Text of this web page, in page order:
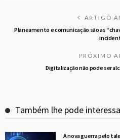
ARTIGO
Planeamento e comunicação são as
PRÓXIMO
Digitalização não pode ser
Também lhe pode
A nova guerra pelo